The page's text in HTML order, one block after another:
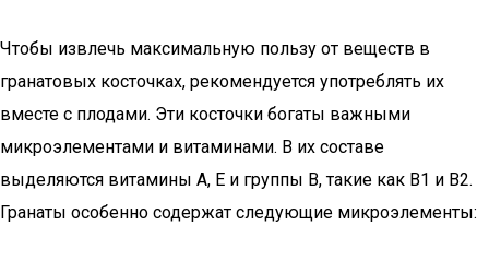
Чтобы извлечь максимальную пользу от веществ в
гранатовых косточках, рекомендуется употреблять их
вместе с плодами. Эти косточки богаты важными
микроэлементами и витаминами. В их составе
выделяются витамины A, E и группы B, такие как B1 и B2.
Гранаты особенно содержат следующие микроэлементы: